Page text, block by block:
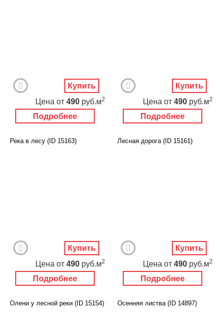
Подробнее
Цена от 490 руб.м2
Купить
Подробнее
Цена от 490 руб.м2
Купить
Река в лесу (ID 15163)
Подробнее
Цена от 490 руб.м2
Купить
Лесная дорога (ID 15161)
Подробнее
Цена от 490 руб.м2
Купить
Олени у лесной реки (ID 15154) Осенняя листва (ID 14897)